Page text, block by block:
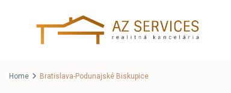
Home Bratislava-Podunajské Biskupice